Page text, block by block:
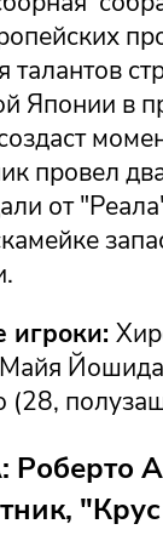
Японии в
провел
от
игроки:
(28,